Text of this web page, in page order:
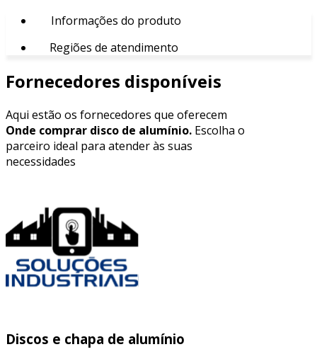
Informações do produto
Regiões de atendimento
Fornecedores disponíveis
Aqui estão os fornecedores que oferecem
Onde comprar disco de alumínio. Escolha o
parceiro ideal para atender às suas
necessidades
Discos e chapa de alumínio